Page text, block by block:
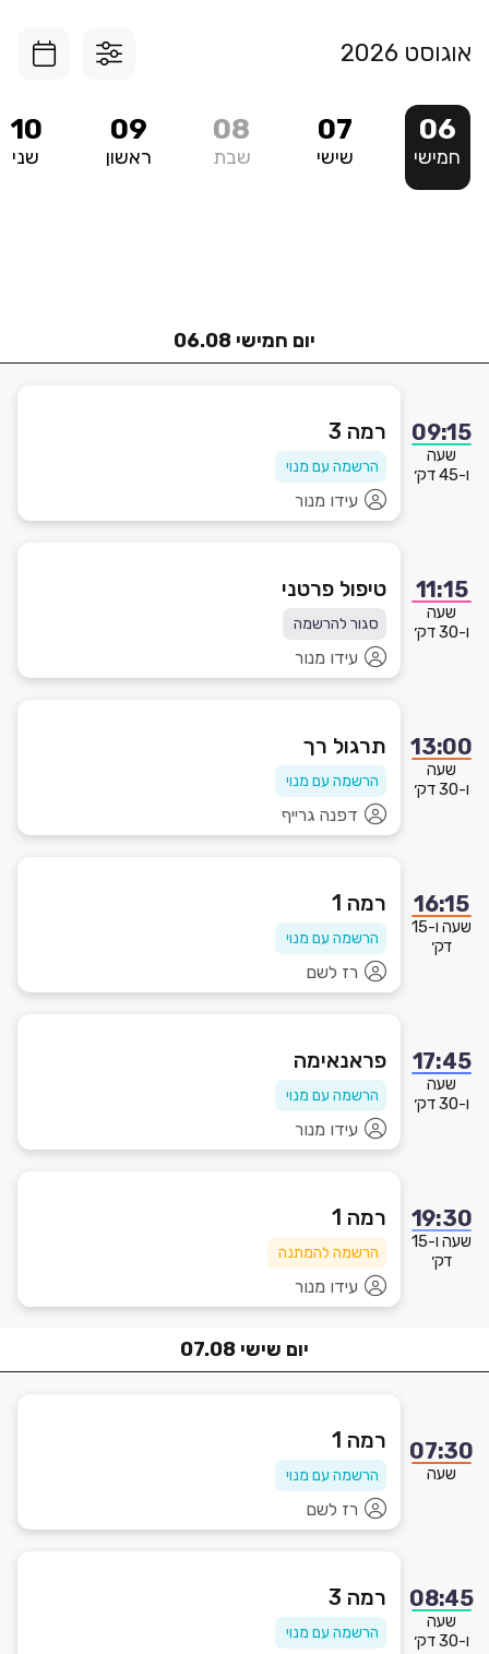
הרשמה לשיעור קבוצתי
אוגוסט 2026
06
חמישי
07
שישי
08
שבת
09
ראשון
10
שני
יום חמישי 06.08
09:15
שעה
ו-45 דק׳
רמה 3
הרשמה עם מנוי
עידו מנור
11:15
שעה
ו-30 דק׳
טיפול פרטני
סגור להרשמה
עידו מנור
13:00
שעה
ו-30 דק׳
תרגול רך
הרשמה עם מנוי
דפנה גרייף
16:15
שעה ו-15
דק׳
רמה 1
הרשמה עם מנוי
רז לשם
17:45
שעה
ו-30 דק׳
פראנאימה
הרשמה עם מנוי
עידו מנור
19:30
שעה ו-15
דק׳
רמה 1
הרשמה להמתנה
עידו מנור
יום שישי 07.08
07:30
שעה
רמה 1
הרשמה עם מנוי
רז לשם
08:45
שעה
ו-30 דק׳
רמה 3
הרשמה עם מנוי